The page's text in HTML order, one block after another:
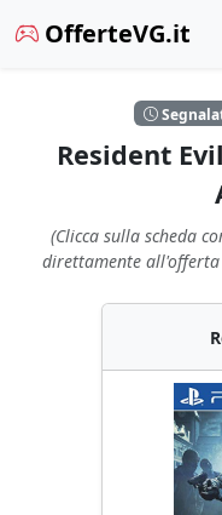
OfferteVG.it
Resident
(Clicca sulla scheda
direttamente